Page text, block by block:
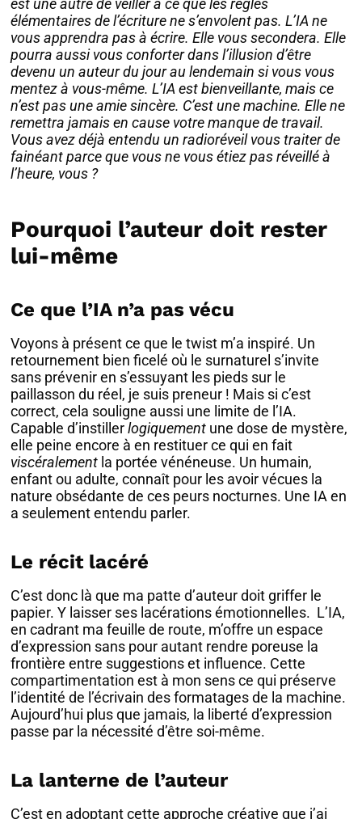
élémentaires de l’écriture ne s’envolent pas. L’IA ne
vous apprendra pas à écrire. Elle vous secondera. Elle
pourra aussi vous conforter dans l’illusion d’être
devenu un auteur du jour au lendemain si vous vous
mentez à vous-même. L’IA est bienveillante, mais ce
n’est pas une amie sincère. C’est une machine. Elle ne
remettra jamais en cause votre manque de travail.
Vous avez déjà entendu un radioréveil vous traiter de
fainéant parce que vous ne vous étiez pas réveillé à
l’heure, vous ?
Pourquoi l’auteur doit rester
lui-même
Ce que l’IA n’a pas vécu
Voyons à présent ce que le twist m’a inspiré. Un
retournement bien ficelé où le surnaturel s’invite
sans prévenir en s’essuyant les pieds sur le
paillasson du réel, je suis preneur ! Mais si c’est
correct, cela souligne aussi une limite de l’IA.
Capable d’instillerlogiquement une dose de mystère,
elle peine encore à en restituer ce qui en fait
viscéralement la portée vénéneuse. Un humain,
enfant ou adulte, connaît pour les avoir vécues la
nature obsédante de ces peurs nocturnes. Une IA en
a seulement entendu parler.
Le récit lacéré
C’est donc là que ma patte d’auteur doit griffer le
papier. Y laisser ses lacérations émotionnelles. L’IA,
en cadrant ma feuille de route, m’offre un espace
d’expression sans pour autant rendre poreuse la
frontière entre suggestions et influence. Cette
compartimentation est à mon sens ce qui préserve
l’identité de l’écrivain des formatages de la machine.
Aujourd’hui plus que jamais, la liberté d’expression
passe par la nécessité d’être soi-même.
La lanterne de l’auteur
C’est en adoptant cette approche créative que j’ai